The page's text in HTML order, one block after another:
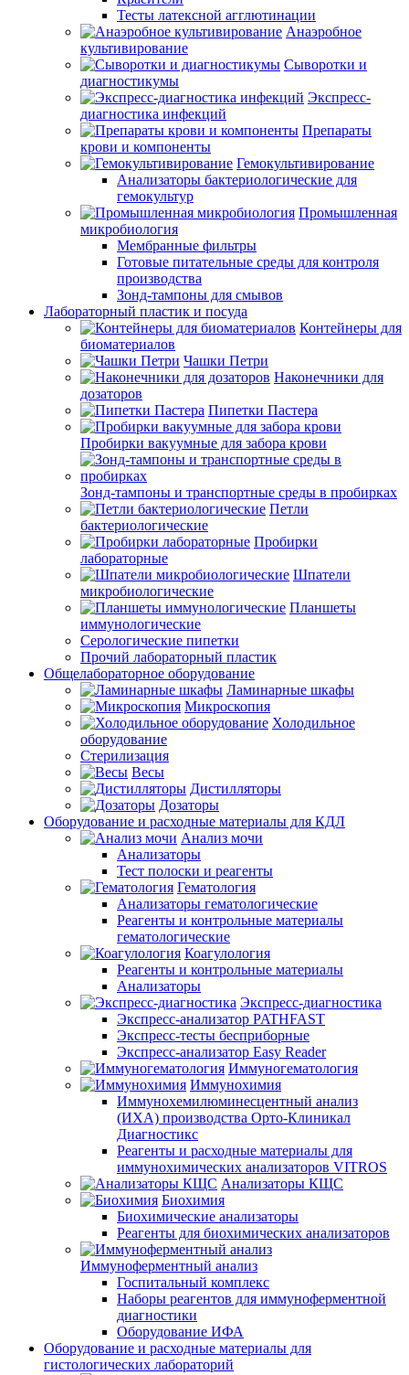
Тесты латексной агглютинации
Анаэробное
культивирование
Сыворотки и
диагностикумы
Экспресс-
диагностика инфекций
Препараты
крови и компоненты
Гемокультивирование
Анализаторы бактериологические для
гемокультур
Промышленная
микробиология
Мембранные фильтры
Готовые питательные среды для контроля
производства
Зонд-тампоны для смывов
Лабораторный пластик и посуда
Контейнеры для
биоматериалов
Чашки Петри
Наконечники для
дозаторов
Пипетки Пастера
Пробирки вакуумные для забора крови
Зонд-тампоны и транспортные среды в пробирках
Петли
бактериологические
Пробирки
лабораторные
Шпатели
микробиологические
Планшеты
иммунологические
Серологические пипетки
Прочий лабораторный пластик
Общелабораторное оборудование
Ламинарные шкафы
Микроскопия
Холодильное
оборудование
Стерилизация
Весы
Дистилляторы
Дозаторы
Оборудование и расходные материалы для КДЛ
Анализ мочи
Анализаторы
Тест полоски и реагенты
Гематология
Анализаторы гематологические
Реагенты и контрольные материалы
гематологические
Коагулология
Реагенты и контрольные материалы
Анализаторы
Экспресс-диагностика
Экспресс-анализатор PATHFAST
Экспресс-тесты бесприборные
Экспресс-анализатор Easy Reader
Иммуногематология
Иммунохимия
Иммунохемилюминесцентный анализ
(ИХА) производства Орто-Клиникал
Диагностикс
Реагенты и расходные материалы для
иммунохимических анализаторов VITROS
Анализаторы КЩС
Биохимия
Биохимические анализаторы
Реагенты для биохимических анализаторов
Иммуноферментный анализ
Госпитальный комплекс
Наборы реагентов для иммуноферментной
диагностики
Оборудование ИФА
Оборудование и расходные материалы для
гистологических лабораторий